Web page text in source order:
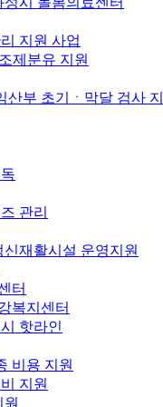
지원 사업
제분유 지원
산부 초기ㆍ막달 검사
관리
재활시설 운영지원
터
복지센터
핫라인
비용 지원
지원